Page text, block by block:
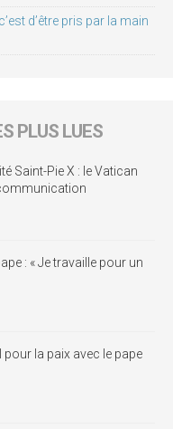
d’être pris par la main
PLUS LUES
Saint-Pie X : le Vatican
: « Je travaille pour un
la paix avec le pape